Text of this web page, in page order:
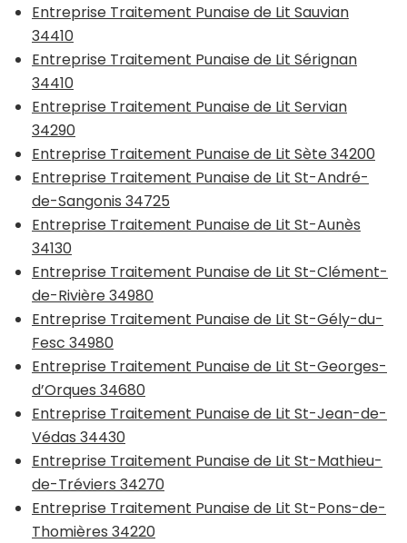
Entreprise Traitement Punaise de Lit Sauvian
34410
Entreprise Traitement Punaise de Lit Sérignan
34410
Entreprise Traitement Punaise de Lit Servian
34290
Entreprise Traitement Punaise de Lit Sète 34200
Entreprise Traitement Punaise de Lit St-André-
de-Sangonis 34725
Entreprise Traitement Punaise de Lit St-Aunès
34130
Entreprise Traitement Punaise de Lit St-Clément-
de-Rivière 34980
Entreprise Traitement Punaise de Lit St-Gély-du-
Fesc 34980
Entreprise Traitement Punaise de Lit St-Georges-
d’Orques 34680
Entreprise Traitement Punaise de Lit St-Jean-de-
Védas 34430
Entreprise Traitement Punaise de Lit St-Mathieu-
de-Tréviers 34270
Entreprise Traitement Punaise de Lit St-Pons-de-
Thomières 34220